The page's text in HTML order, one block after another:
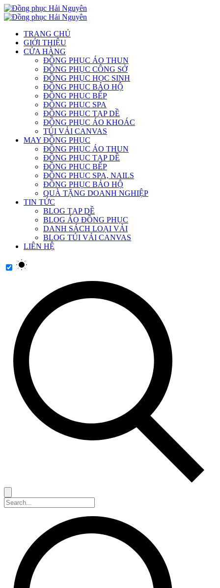
TRANG CHỦ
GIỚI THIỆU
CỬA HÀNG
ĐỒNG PHỤC ÁO THUN
ĐỒNG PHỤC CÔNG SỞ
ĐỒNG PHỤC HỌC SINH
ĐỒNG PHỤC BẢO HỘ
ĐỒNG PHỤC BẾP
ĐỒNG PHỤC SPA
ĐỒNG PHỤC TẠP DỀ
ĐỒNG PHỤC ÁO KHOÁC
TÚI VẢI CANVAS
MAY ĐỒNG PHỤC
ĐỒNG PHỤC ÁO THUN
ĐỒNG PHỤC TẠP DỀ
ĐỒNG PHỤC BẾP
ĐỒNG PHỤC SPA, NAILS
ĐỒNG PHỤC BẢO HỘ
QUÀ TẶNG DOANH NGHIỆP
TIN TỨC
BLOG TẠP DỀ
BLOG ÁO ĐỒNG PHỤC
DANH SÁCH LOẠI VẢI
BLOG TÚI VẢI CANVAS
LIÊN HỆ